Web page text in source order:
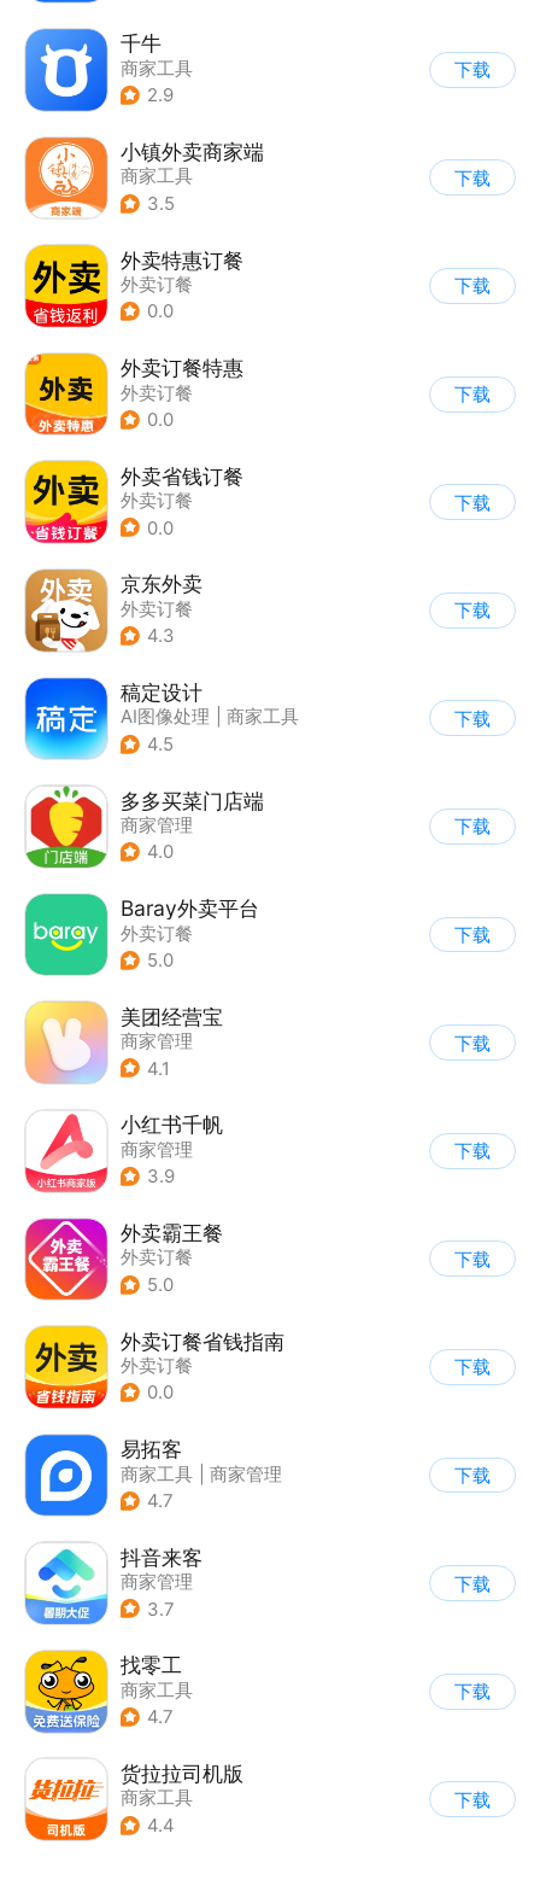
千牛
商家工具
2.9
下载
小镇外卖商家端
商家工具
3.5
下载
外卖特惠订餐
外卖订餐
0.0
下载
外卖订餐特惠
外卖订餐
0.0
下载
外卖省钱订餐
外卖订餐
0.0
下载
京东外卖
外卖订餐
4.3
下载
稿定设计
AI图像处理
商家工具
4.5
下载
多多买菜门店端
商家管理
4.0
下载
Baray外卖平台
外卖订餐
5.0
下载
美团经营宝
商家管理
4.1
下载
小红书千帆
商家管理
3.9
下载
外卖霸王餐
外卖订餐
5.0
下载
外卖订餐省钱指南
外卖订餐
0.0
下载
易拓客
商家工具
商家管理
4.7
下载
抖音来客
商家管理
3.7
下载
找零工
商家工具
4.7
下载
货拉拉司机版
商家工具
4.4
下载